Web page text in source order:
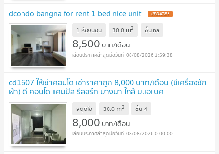
dcondo bangna for rent 1 bed nice unit
1 ห้องนอน 30.0 m2 ชั้น na
8,500 บาท/เดือน
08/08/2026 1:59:38
cd1607 ให้เช่าคอนโด เช่าราคาถูก 8,000 บาท/เดือน (มีเครื่องซัก
ผ้า) ดี คอนโด แคมปัส รีสอร์ท บางนา ใกล้ ม.เอแบค
บางนา
สตูดิโอ 30.0 m2 ชั้น4
8,000 บาท/เดือน
08/08/2026 0:00:00